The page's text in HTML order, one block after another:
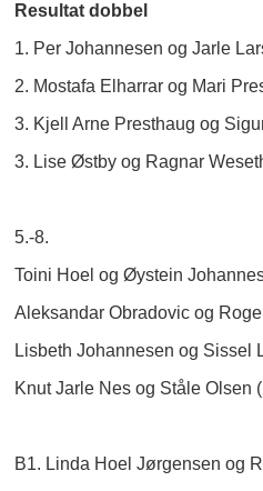
Resultat dobbel
1. Per Johannesen og Jarle
2. Mostafa Elharrar og Mari
3. Kjell Arne Presthaug og
3. Lise Østby og Ragnar
5.-8.
Toini Hoel og Øystein
Aleksandar Obradovic og
Lisbeth Johannesen og Sissel
Knut Jarle Nes og Ståle Olsen
B1. Linda Hoel Jørgensen og